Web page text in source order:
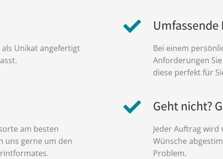
Unikat angefertigt
Bei einem
Anforderungen
diese perfekt für
am besten
uns gerne um den
Geht nicht?
Jeder Auftrag
Wünsche
Problem.